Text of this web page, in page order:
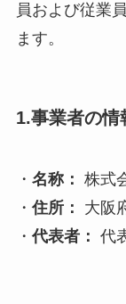
員および従業
ます。
1.事業者の情
・ 名称： 株式
・ 住所：
大阪
・ 代表者： 代